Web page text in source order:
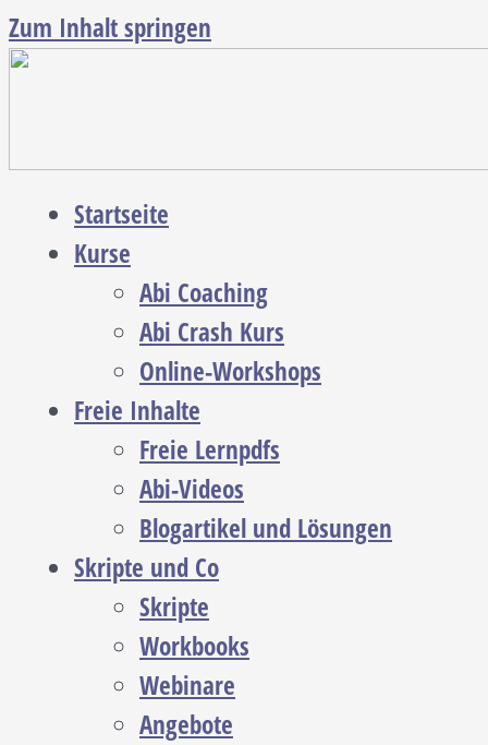
Zum Inhalt springen
Startseite
Kurse
Abi Coaching
Abi Crash Kurs
Online-Workshops
Freie Inhalte
Freie Lernpdfs
Abi-Videos
Blogartikel und Lösungen
Skripte und Co
Skripte
Workbooks
Webinare
Angebote